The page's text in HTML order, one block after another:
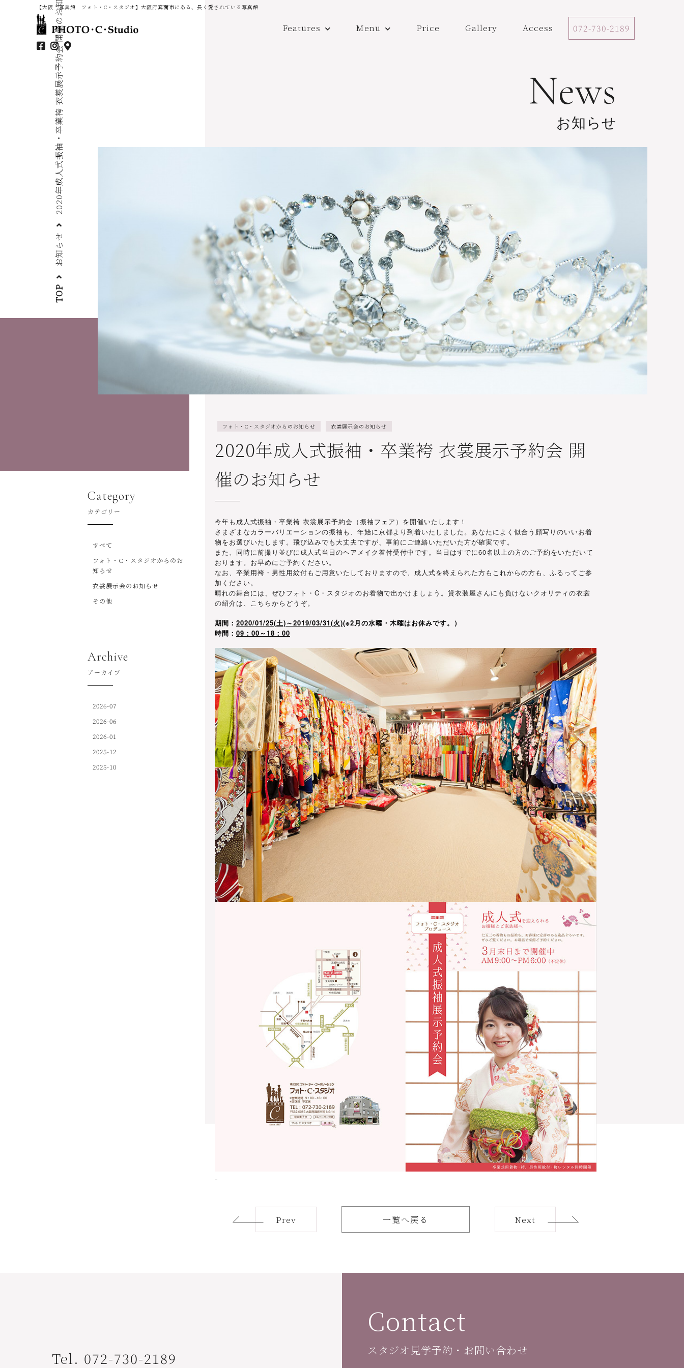
【大阪 写真館 フォト・C・スタジオ】大阪府箕面市にある、長く愛されている写真館
Features Menu Price Gallery Access 072-730-2189
News
お知らせ
TOP
お知らせ
2020年成人式振袖・卒業袴 衣裳展示予約会 開催のお知らせ
フォト・C・スタジオからのお知らせ 衣裳展示会のお知らせ
2020年成人式振袖・卒業袴 衣裳展示予約会 開
催のお知らせ
今年も成人式振袖・卒業袴 衣裳展示予約会（振袖フェア）を開催いたします！
さまざまなカラーバリエーションの振袖も、年始に京都より到着いたしました。あなたによく似合う顔写りのいいお着
物をお選びいたします。飛び込みでも大丈夫ですが、事前にご連絡いただいた方が確実です。
また、同時に前撮り並びに成人式当日のヘアメイク着付受付中です。当日はすでに60名以上の方のご予約をいただいて
おります。お早めにご予約ください。
なお、卒業用袴・男性用紋付もご用意いたしておりますので、成人式を終えられた方もこれからの方も、ふるってご参
加ください。
晴れの舞台には、ぜひフォト・C・スタジオのお着物で出かけましょう。貸衣装屋さんにも負けないクオリティの衣裳
の紹介は、 こちらからどうぞ。
期間： 2020/01/25(土)～2019/03/31(火)(※2月の水曜・木曜はお休みです。）
時間： 09：00～18：00
Prev 一覧へ戻る Next
Category
カテゴリー
すべて
フォト・C・スタジオからのお
知らせ
衣裳展示会のお知らせ
その他
Archive
アーカイブ
2026-07
2026-06
2026-01
2025-12
2025-10
Tel. 072-730-2189
Contact
スタジオ見学予約・お問い合わせ